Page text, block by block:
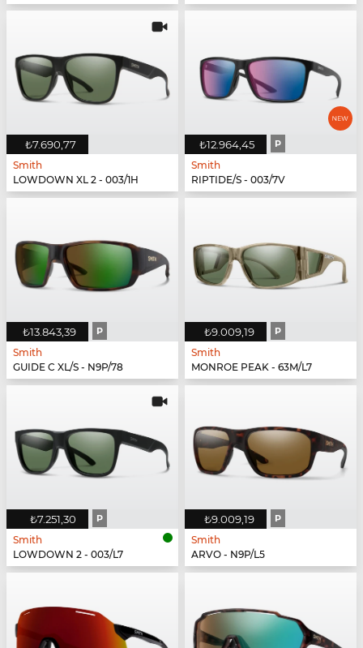
₺7.690,77
Smith
LOWDOWN XL 2 - 003/1H
₺12.964,45 P
Smith
RIPTIDE/S - 003/7V
₺13.843,39 P
Smith
GUIDE C XL/S - N9P/78
₺9.009,19 P
Smith
MONROE PEAK - 63M/L7
₺7.251,30 P
Smith
LOWDOWN 2 - 003/L7
₺9.009,19 P
Smith
ARVO - N9P/L5